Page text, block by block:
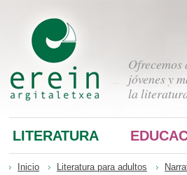
Ofrecemos
jóvenes y
la
LITERATURA
Inicio Literatura para adultos